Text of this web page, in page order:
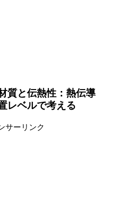
質と伝熱性：熱伝導
レベルで考える
サーリンク